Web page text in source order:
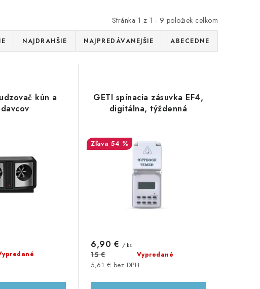
Stránka 1 z 1 - 9 položiek celkom
NAJDRAHŠIE NAJPREDÁVANEJŠIE ABECEDNE
kún a
GETI spínacia zásuvka EF4,
digitálna, týždenná
54 %
Vypredané
5,61 € bez DPH
6,90 € / ks
15 €